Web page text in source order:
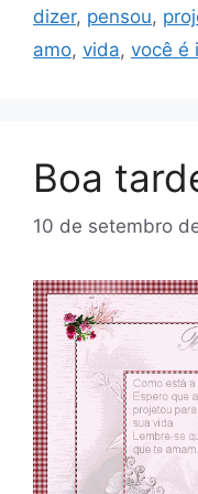
dizer, pensou,
amo, vida, você é
Boa
10 de setembro